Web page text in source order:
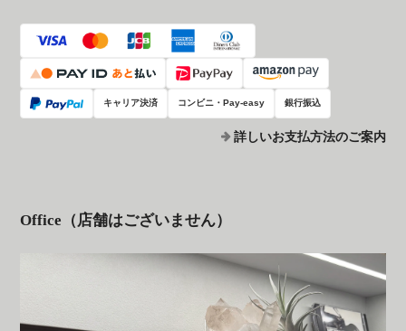
キャリア決済 コンビニ・Pay-easy 銀行振込
詳しいお支払方法のご案内
Office（店舗はございません）